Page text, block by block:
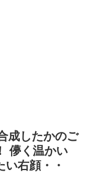
成したかのご
儚く温かい
右顔・・